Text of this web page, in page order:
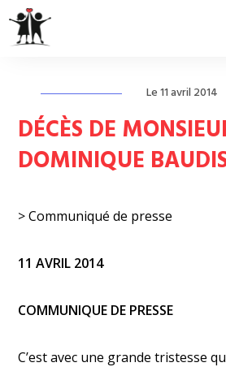
QUI SOMMES-
ASSOCIATIONS
S’ENGAGER
Le 11 avril 2014
DÉCÈS DE
DOMINIQUE
> Communiqué de presse
11 AVRIL 2014
COMMUNIQUE DE PRESSE
C’est avec une grande tristesse